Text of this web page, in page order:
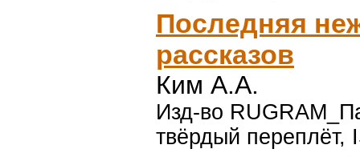
Последняя
рассказов
Ким А.А.
Изд-во
твёрдый переплёт,